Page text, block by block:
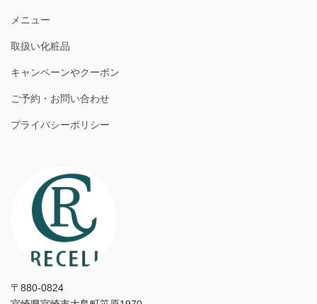
メニュー
取扱い化粧品
キャンペーンやクーポン
ご予約・お問い合わせ
プライバシーポリシー
〒880-0824